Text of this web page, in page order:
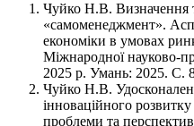
Чуйко Н.В. Визначення
«самоменеджмент».
економіки в умовах
Міжнародної науково-
2025 р. Умань: 2025. С.
Чуйко Н.В.
інноваційного
проблеми та